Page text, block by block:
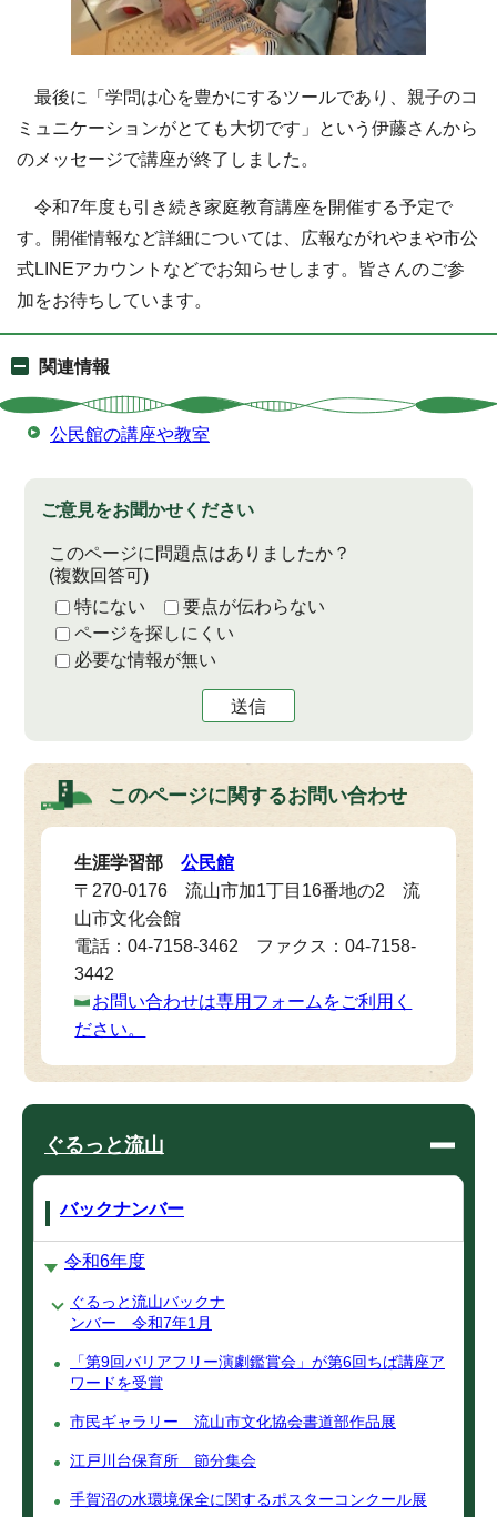
最後に「学問は心を豊かにするツールであり、親子のコ
ミュニケーションがとても大切です」という伊藤さんから
のメッセージで講座が終了しました。
令和7年度も引き続き家庭教育講座を開催する予定で
す。開催情報など詳細については、広報ながれやまや市公
式LINEアカウントなどでお知らせします。皆さんのご参
加をお待ちしています。
関連情報
公民館の講座や教室
ご意見をお聞かせください
このページに問題点はありましたか？
(複数回答可)
特にない
要点が伝わらない
ページを探しにくい
必要な情報が無い
送信
このページに関するお問い合わせ
生涯学習部公民館
〒270-0176 流山市加1丁目16番地の2 流
山市文化会館
電話：04-7158-3462 ファクス：04-7158-
3442
お問い合わせは専用フォームをご利用く
ださい。
ぐるっと流山
バックナンバー
令和6年度
ぐるっと流山バックナ
ンバー 令和7年1月
「第9回バリアフリー演劇鑑賞会」が第6回ちば講座ア
ワードを受賞
市民ギャラリー 流山市文化協会書道部作品展
江戸川台保育所 節分集会
手賀沼の水環境保全に関するポスターコンクール展